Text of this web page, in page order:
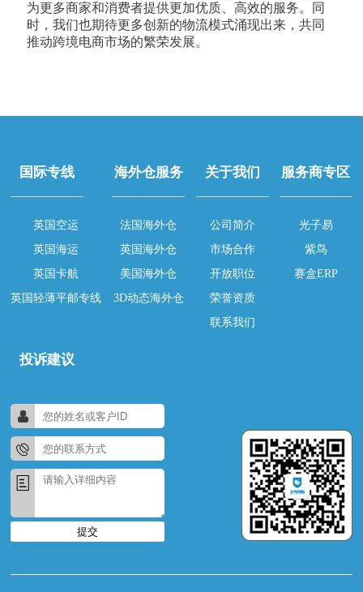
为更多商家和消费者提供更加优质、高效的服务。同
时，我们也期待更多创新的物流模式涌现出来，共同
推动跨境电商市场的繁荣发展。
国际专线
英国空运
英国海运
英国卡航
英国轻薄平邮专线
海外仓服务
法国海外仓
英国海外仓
美国海外仓
3D动态海外仓
关于我们
公司简介
市场合作
开放职位
荣誉资质
联系我们
服务商专区
光子易
紫鸟
赛盒ERP
投诉建议
提交